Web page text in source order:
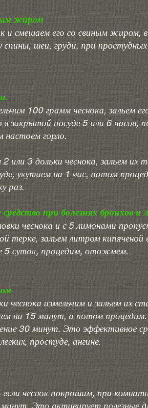
жиром
и смешаем его со свиным жиром,
шеи, груди, при простудных
100 грамм чеснока, зальем
закрытой посуде 5 или 6 часов,
настоем горло.
или 3 дольки чеснока, зальем их
укутаем на 1 час, потом
раз.
при болезнях бронхов и
чеснока и с 5 лимонами
терке, зальем литром
5 суток, процедим, отожмем.
чеснока измельчим и зальем их
на 15 минут, а потом
30 минут. Это эффективное
простуде, ангине.
если чеснок покрошим, при
Это активирует полезные